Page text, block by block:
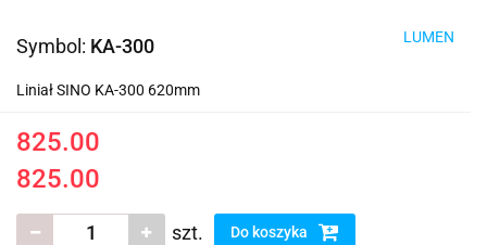
Symbol: KA-300 LUMEN
Liniał SINO KA-300 620mm
825.00
825.00
szt. Do koszyka